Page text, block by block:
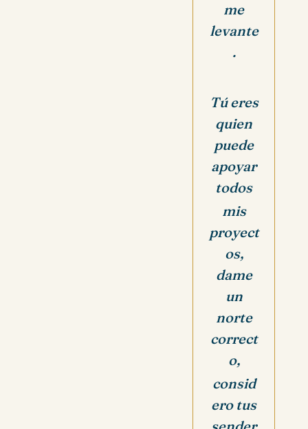
me
levante
.
Tú eres
quien
puede
apoyar
todos
mis
proyect
os,
dame
un
norte
correct
o,
consid
ero tus